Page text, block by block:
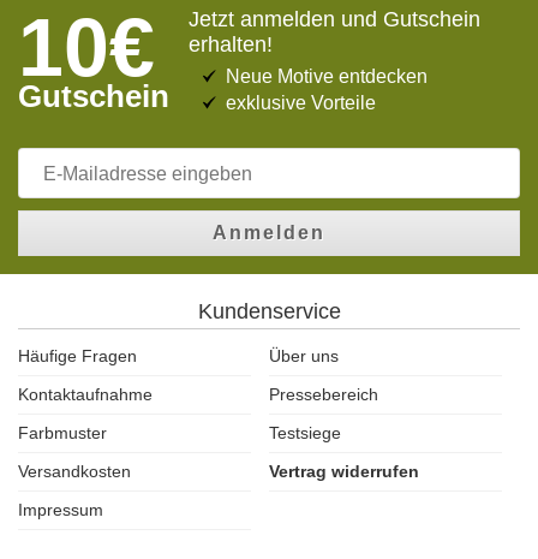
10€
Gutschein
Jetzt anmelden und Gutschein
erhalten!
Neue Motive entdecken
exklusive Vorteile
Anmelden
Kundenservice
Häufige Fragen
Über uns
Kontaktaufnahme
Pressebereich
Farbmuster
Testsiege
Versandkosten
Vertrag widerrufen
Impressum